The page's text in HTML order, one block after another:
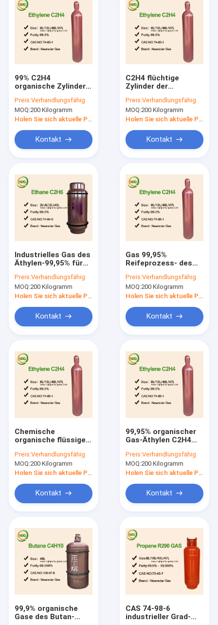
Produkte
Über uns
Fabrik Tour
Referenzen
Hoher Reinheitsgrad-Gase
Elektronische Gase
Organische Gase
Industrie Gase
Spezial Gasgemische
Excimer-Laser gast
Kühlmittel Gas
Wegwerf-Helium-Tank
Spezial-Gas Anlagen
99% C2H4
organische Zylinder
Extraktion des
Gummis
Preis:Verhandlungsfähig
MOQ:200 Kilogramm
Holen Sie sich aktuelle Preis
Kontakt
C2H4 flüchtige
Zylinder der
Verbindungen 40L für
das Reifen der Frucht
Preis:Verhandlungsfähig
MOQ:200 Kilogramm
Holen Sie sich aktuelle Preis
Kontakt
Industrielles Gas des
Äthylen-99,95% für
Frucht, besonders
Bananen
Preis:Verhandlungsfähig
MOQ:200 Kilogramm
Holen Sie sich aktuelle Preis
Kontakt
Gas 99,95%
Reifeprozess- des
verpackt in Zylindern
PUNKT-ISO GB
Steamless
Preis:Verhandlungsfähig
MOQ:200 Kilogramm
Holen Sie sich aktuelle Preis
Kontakt
Chemische
organische flüssiges
des Äthylen-C2H4 für
Vermittler
Preis:Verhandlungsfähig
MOQ:200 Kilogramm
Holen Sie sich aktuelle Preis
Kontakt
99,95% organischer
Gas-Äthylen C2H4
Spezialitäten-Glas
für
Automobilindustrie
Preis:Verhandlungsfähig
MOQ:200 Kilogramm
Holen Sie sich aktuelle Preis
Kontakt
99,9% organische
Gase des Butan-
CAS 74-98-6
industrieller Grad-